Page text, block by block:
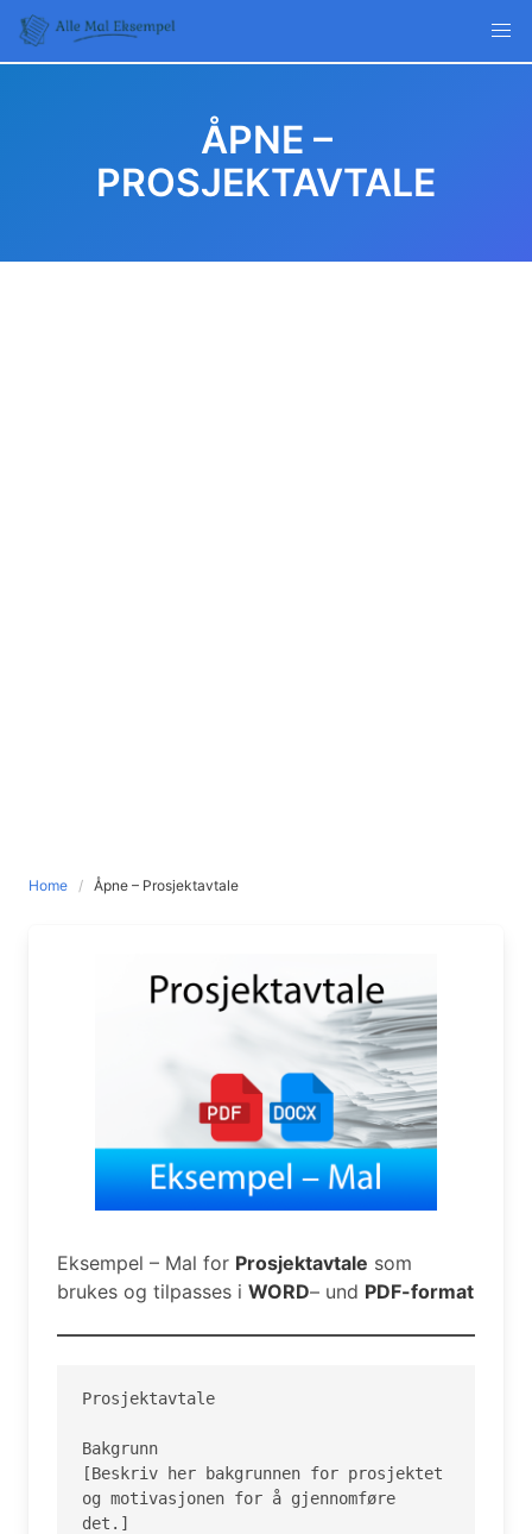
Skip
content
ÅPNE –
PROSJEKTAVTALE
Home Åpne – Prosjektavtale
Eksempel – Mal for Prosjektavtale som
brukes og tilpasses i WORD– und PDF-format
Prosjektavtale
Bakgrunn
[Beskriv her bakgrunnen for prosjektet
og motivasjonen for å gjennomføre
det.]